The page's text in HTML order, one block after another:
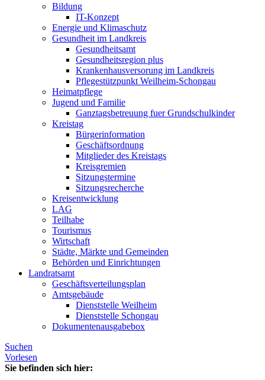
Bildung
IT-Konzept
Energie und Klimaschutz
Gesundheit im Landkreis
Gesundheitsamt
Gesundheitsregion plus
Krankenhausversorung im Landkreis
Pflegestützpunkt Weilheim-Schongau
Heimatpflege
Jugend und Familie
Ganztagsbetreuung fuer Grundschulkinder
Kreistag
Bürgerinformation
Geschäftsordnung
Mitglieder des Kreistags
Kreisgremien
Sitzungstermine
Sitzungsrecherche
Kreisentwicklung
LAG
Teilhabe
Tourismus
Wirtschaft
Städte, Märkte und Gemeinden
Behörden und Einrichtungen
Landratsamt
Geschäftsverteilungsplan
Amtsgebäude
Dienststelle Weilheim
Dienststelle Schongau
Dokumentenausgabebox
Suchen
Vorlesen
Sie befinden sich hier: